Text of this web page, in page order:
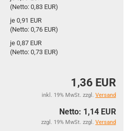
(Netto: 0,83 EUR)
je 0,91 EUR
(Netto: 0,76 EUR)
je 0,87 EUR
(Netto: 0,73 EUR)
1,36 EUR
inkl. 19% MwSt. zzgl. Versand
Netto: 1,14 EUR
zzgl. 19% MwSt. zzgl. Versand